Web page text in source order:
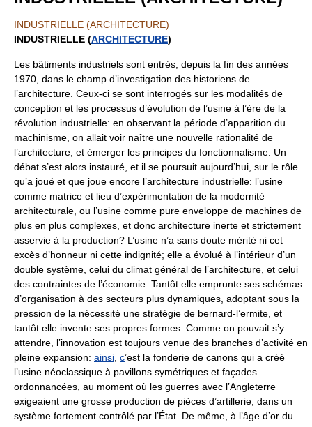
INDUSTRIELLE (ARCHITECTURE)
INDUSTRIELLE (ARCHITECTURE)
Les bâtiments industriels sont entrés, depuis la fin des années
1970, dans le champ d’investigation des historiens de
l’architecture. Ceux-ci se sont interrogés sur les modalités de
conception et les processus d’évolution de l’usine à l’ère de la
révolution industrielle: en observant la période d’apparition du
machinisme, on allait voir naître une nouvelle rationalité de
l’architecture, et émerger les principes du fonctionnalisme. Un
débat s’est alors instauré, et il se poursuit aujourd’hui, sur le rôle
qu’a joué et que joue encore l’architecture industrielle: l’usine
comme matrice et lieu d’expérimentation de la modernité
architecturale, ou l’usine comme pure enveloppe de machines de
plus en plus complexes, et donc architecture inerte et strictement
asservie à la production? L’usine n’a sans doute mérité ni cet
excès d’honneur ni cette indignité; elle a évolué à l’intérieur d’un
double système, celui du climat général de l’architecture, et celui
des contraintes de l’économie. Tantôt elle emprunte ses schémas
d’organisation à des secteurs plus dynamiques, adoptant sous la
pression de la nécessité une stratégie de bernard-l’ermite, et
tantôt elle invente ses propres formes. Comme on pouvait s’y
attendre, l’innovation est toujours venue des branches d’activité en
pleine expansion: ainsi c’est la fonderie de canons qui a créé
l’usine néoclassique à pavillons symétriques et façades
ordonnancées, au moment où les guerres avec l’Angleterre
exigeaient une grosse production de pièces d’artillerie, dans un
système fortement contrôlé par l’État. De même, à l’âge d’or du